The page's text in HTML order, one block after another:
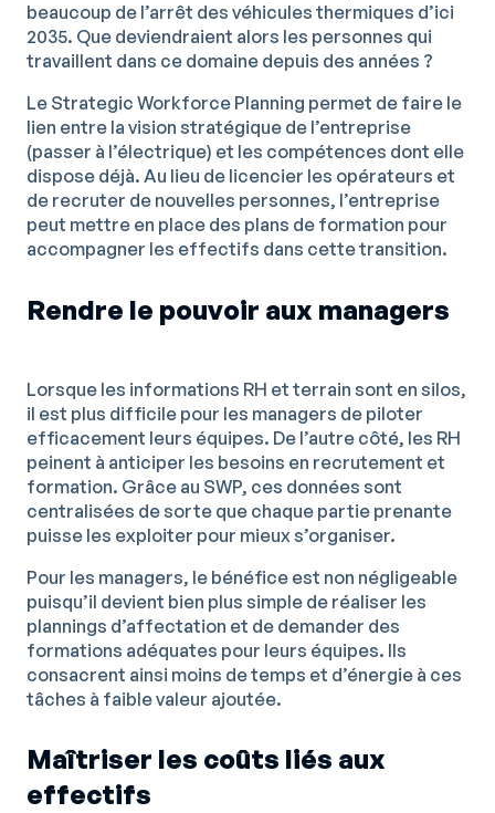
beaucoup de l’arrêt des véhicules thermiques d’ici
2035. Que deviendraient alors les personnes qui
travaillent dans ce domaine depuis des années ?
Le Strategic Workforce Planning permet de faire le
lien entre la vision stratégique de l’entreprise
(passer à l’électrique) et les compétences dont elle
dispose déjà. Au lieu de licencier les opérateurs et
de recruter de nouvelles personnes, l’entreprise
peut mettre en place des plans de formation pour
accompagner les effectifs dans cette transition.
Rendre le pouvoir aux managers
Lorsque les informations RH et terrain sont en silos,
il est plus difficile pour les managers de piloter
efficacement leurs équipes. De l’autre côté, les RH
peinent à anticiper les besoins en recrutement et
formation. Grâce au SWP, ces données sont
centralisées de sorte que chaque partie prenante
puisse les exploiter pour mieux s’organiser.
Pour les managers, le bénéfice est non négligeable
puisqu’il devient bien plus simple de réaliser les
plannings d’affectation et de demander des
formations adéquates pour leurs équipes. Ils
consacrent ainsi moins de temps et d’énergie à ces
tâches à faible valeur ajoutée.
Maîtriser les coûts liés aux
effectifs